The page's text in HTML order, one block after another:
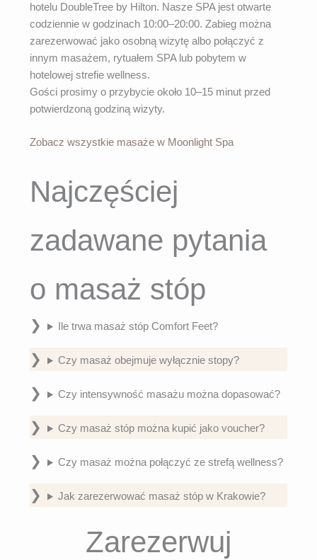
hotelu DoubleTree by Hilton. Nasze SPA jest otwarte
codziennie w godzinach 10:00–20:00. Zabieg można
zarezerwować jako osobną wizytę albo połączyć z
innym masażem, rytuałem SPA lub pobytem w
hotelowej strefie wellness.
Gości prosimy o przybycie około 10–15 minut przed
potwierdzoną godziną wizyty.
Zobacz wszystkie masaże w Moonlight Spa
Najczęściej
zadawane pytania
o masaż stóp
Ile trwa masaż stóp Comfort Feet?
Czy masaż obejmuje wyłącznie stopy?
Czy intensywność masażu można dopasować?
Czy masaż stóp można kupić jako voucher?
Czy masaż można połączyć ze strefą wellness?
Jak zarezerwować masaż stóp w Krakowie?
Zarezerwuj